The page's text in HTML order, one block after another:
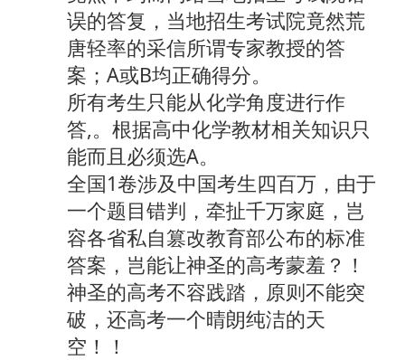
误的答复，当地招生考试院竟然荒
唐轻率的采信所谓专家教授的答
案；A或B均正确得分。
所有考生只能从化学角度进行作
答,。根据高中化学教材相关知识只
能而且必须选A。
全国1卷涉及中国考生四百万，由于
一个题目错判，牵扯千万家庭，岂
容各省私自篡改教育部公布的标准
答案，岂能让神圣的高考蒙羞？！
神圣的高考不容践踏，原则不能突
破，还高考一个晴朗纯洁的天
空！！